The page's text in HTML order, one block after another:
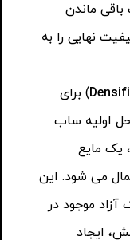
۸۰ به ۲۰۰) باعث باقی ماندن
نهایی را به
) برای
اولیه ساب
بعد از گریت ۲۰۰ یا ۴۰۰)، یک مایع
می شود. این
موجود در
ایجاد